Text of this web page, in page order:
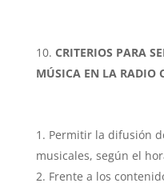
CRITERIOS PARA
MÚSICA EN LA RADIO
Permitir la difusión
musicales, según el
Frente a los